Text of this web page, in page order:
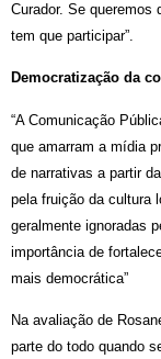
Curador. Se queremos
tem que participar”.
Democratização da
“A Comunicação
que amarram a mídia
de narrativas a partir
pela fruição da cultura
geralmente ignoradas
importância de
mais democrática”
Na avaliação de
parte do todo quando